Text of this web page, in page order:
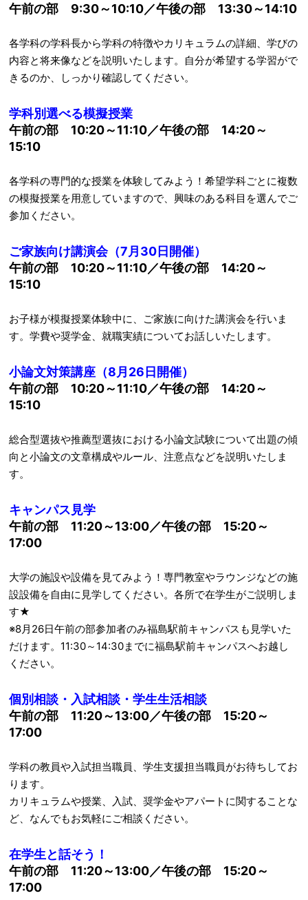
午前の部
9:30～10:10／午後の部 13:30～14:10
各学科の学科長から学科の特徴やカリキュラムの詳細、学びの
内容と将来像などを説明いたします。自分が希望する学習がで
きるのか、しっかり確認してください。
学科別選べる模擬授業
午前の部
10:20～11:10／午後の部 14:20～
15:10
各学科の専門的な授業を体験してみよう！希望学科ごとに複数
の模擬授業を用意していますので、興味のある科目を選んでご
参加ください。
ご家族向け講演会（7月30日開催）
午前の部
10:20～11:10／午後の部 14:20～
15:10
お子様が模擬授業体験中に、ご家族に向けた講演会を行いま
す。学費や奨学金、就職実績についてお話しいたします。
小論文対策講座（8月26日開催）
午前の部
10:20～11:10／午後の部 14:20～
15:10
総合型選抜や推薦型選抜における小論文試験について出題の傾
向と小論文の文章構成やルール、注意点などを説明いたしま
す。
キャンパス見学
午前の部
11:20～13:00／午後の部 15:20～
17:00
大学の施設や設備を見てみよう！専門教室やラウンジなどの施
設設備を自由に見学してください。各所で在学生がご説明しま
す★
※8月26日午前の部参加者のみ福島駅前キャンパスも見学いた
だけます。11:30～14:30までに福島駅前キャンパスへお越し
ください。
個別相談・入試相談・学生生活相談
午前の部
11:20～13:00／午後の部 15:20～
17:00
学科の教員や入試担当職員、学生支援担当職員がお待ちしてお
ります。
カリキュラムや授業、入試、奨学金やアパートに関することな
ど、なんでもお気軽にご相談ください。
在学生と話そう！
午前の部
11:20～13:00／午後の部 15:20～
17:00